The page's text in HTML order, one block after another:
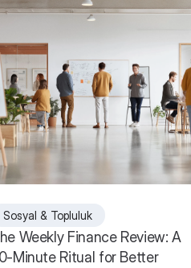
Sosyal & Topluluk
Weekly Finance Review: A
Minute Ritual for Better